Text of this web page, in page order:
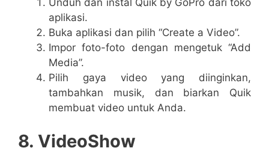
Unduh dan instal Quik by GoPro dari toko
aplikasi.
Buka aplikasi dan pilih “Create a Video”.
Impor foto-foto dengan mengetuk “Add
Media”.
Pilih gaya video yang diinginkan,
tambahkan musik, dan biarkan Quik
membuat video untuk Anda.
8. VideoShow